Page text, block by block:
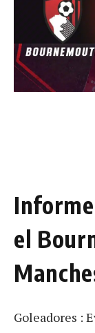
el
Goleadores :